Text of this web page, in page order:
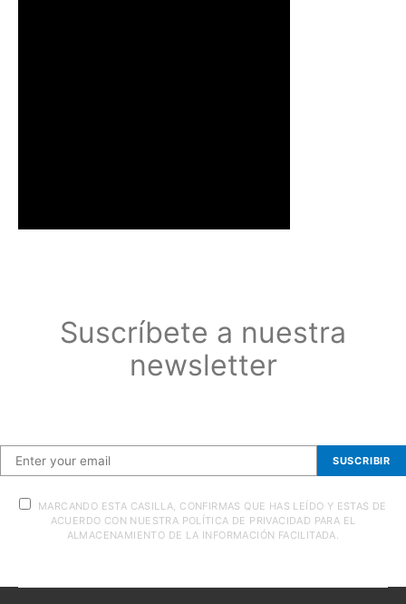
Suscríbete a nuestra
newsletter
SUSCRIBIR
MARCANDO ESTA CASILLA, CONFIRMAS QUE HAS LEÍDO Y ESTAS DE
ACUERDO CON NUESTRA POLÍTICA DE PRIVACIDAD PARA EL
ALMACENAMIENTO DE LA INFORMACIÓN FACILITADA.